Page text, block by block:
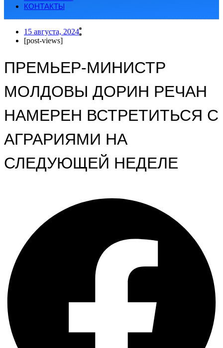
КОНТАКТЫ
15 августа, 2024
[post-views]
ПРЕМЬЕР-МИНИСТР
МОЛДОВЫ ДОРИН РЕЧАН
НАМЕРЕН ВСТРЕТИТЬСЯ С
АГРАРИЯМИ НА
СЛЕДУЮЩЕЙ НЕДЕЛЕ